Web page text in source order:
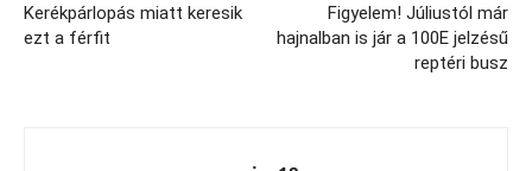
Kerékpárlopás miatt keresik
ezt a férfit
Figyelem! Júliustól már
hajnalban is jár a 100E jelzésű
reptéri busz